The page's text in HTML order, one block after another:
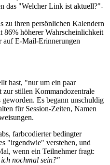
das "Welcher Link ist aktuell?"-
zu ihren persönlichen Kalendern
86% höherer Wahrscheinlichkeit
auf E-Mail-Erinnerungen
hast, "nur um ein paar
stillen Kommandozentrale
Es begann unschuldig
für Session-Zeiten, Namen
farbcodierter bedingter
"irgendwie" verstehen, und
wenn ein Teilnehmer fragt:
nochmal sein?"